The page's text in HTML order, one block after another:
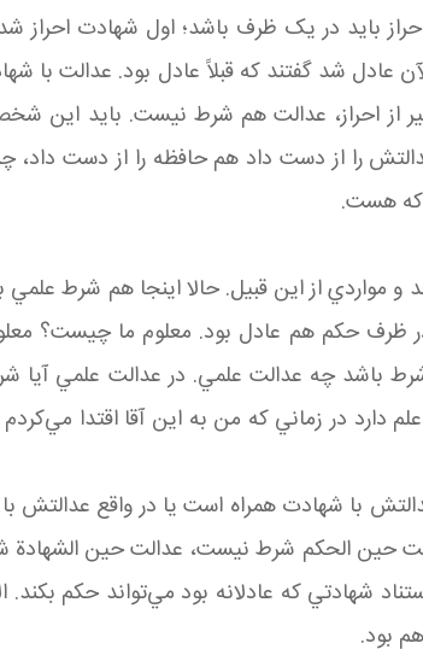
بايد در يک ظرف باشد؛ اول شهادت احراز
عادل شد گفتند که قبلاً عادل بود. عدالت با
از احراز، عدالت هم شرط نيست. بايد اين
را از دست داد هم حافظه را از دست داد،
که هست.
از اين قبيل. حالا اينجا هم شرط
حکم هم عادل بود. معلوم ما چيست؟
باشد چه عدالت علمي. در عدالت علمي آيا
در زماني که من به اين آقا اقتدا مي‌کردم
با شهادت همراه است يا در واقع عدالتش
حين الحکم شرط نيست، عدالت حين الشهادة
شهادتي که عادلانه بود مي‌تواند حکم بکند.
بود.